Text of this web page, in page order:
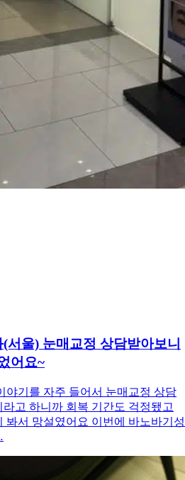
서울) 눈매교정 상담받아보니
어요~
야기를 자주 들어서 눈매교정 상담
고 하니까 회복 기간도 걱정됐고
봐서 망설였어요 이번에 바노바기성